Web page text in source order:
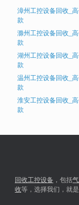
漳州工控设备回收_
款
滁州工控设备回收_
款
湖州工控设备回收_
款
温州工控设备回收_
款
淮安工控设备回收_
款
回收工控设备 ，包括
收等，选择我们，就